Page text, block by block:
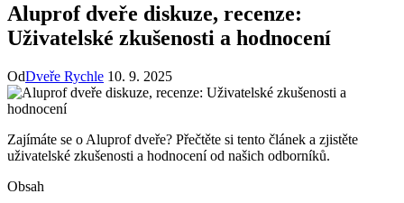
Aluprof dveře diskuze, recenze:
Uživatelské zkušenosti a hodnocení
OdDveře Rychle 10. 9. 2025
Zajímáte se o Aluprof dveře? Přečtěte si tento článek a zjistěte
uživatelské zkušenosti a hodnocení od našich odborníků.
Obsah